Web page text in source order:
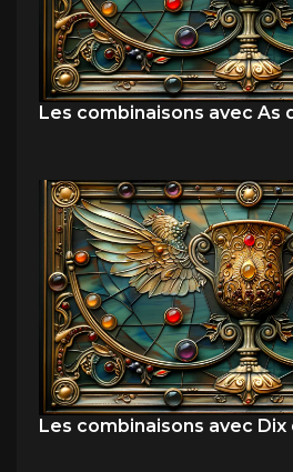
Les combinaisons avec As
Les combinaisons avec Dix